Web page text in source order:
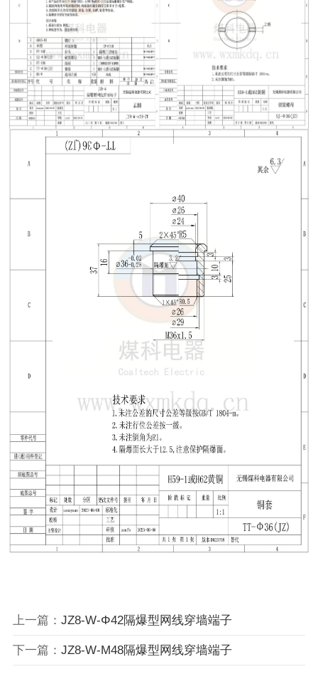
上一篇： JZ8-W-Φ42隔爆型网线穿墙端子
下一篇： JZ8-W-M48隔爆型网线穿墙端子